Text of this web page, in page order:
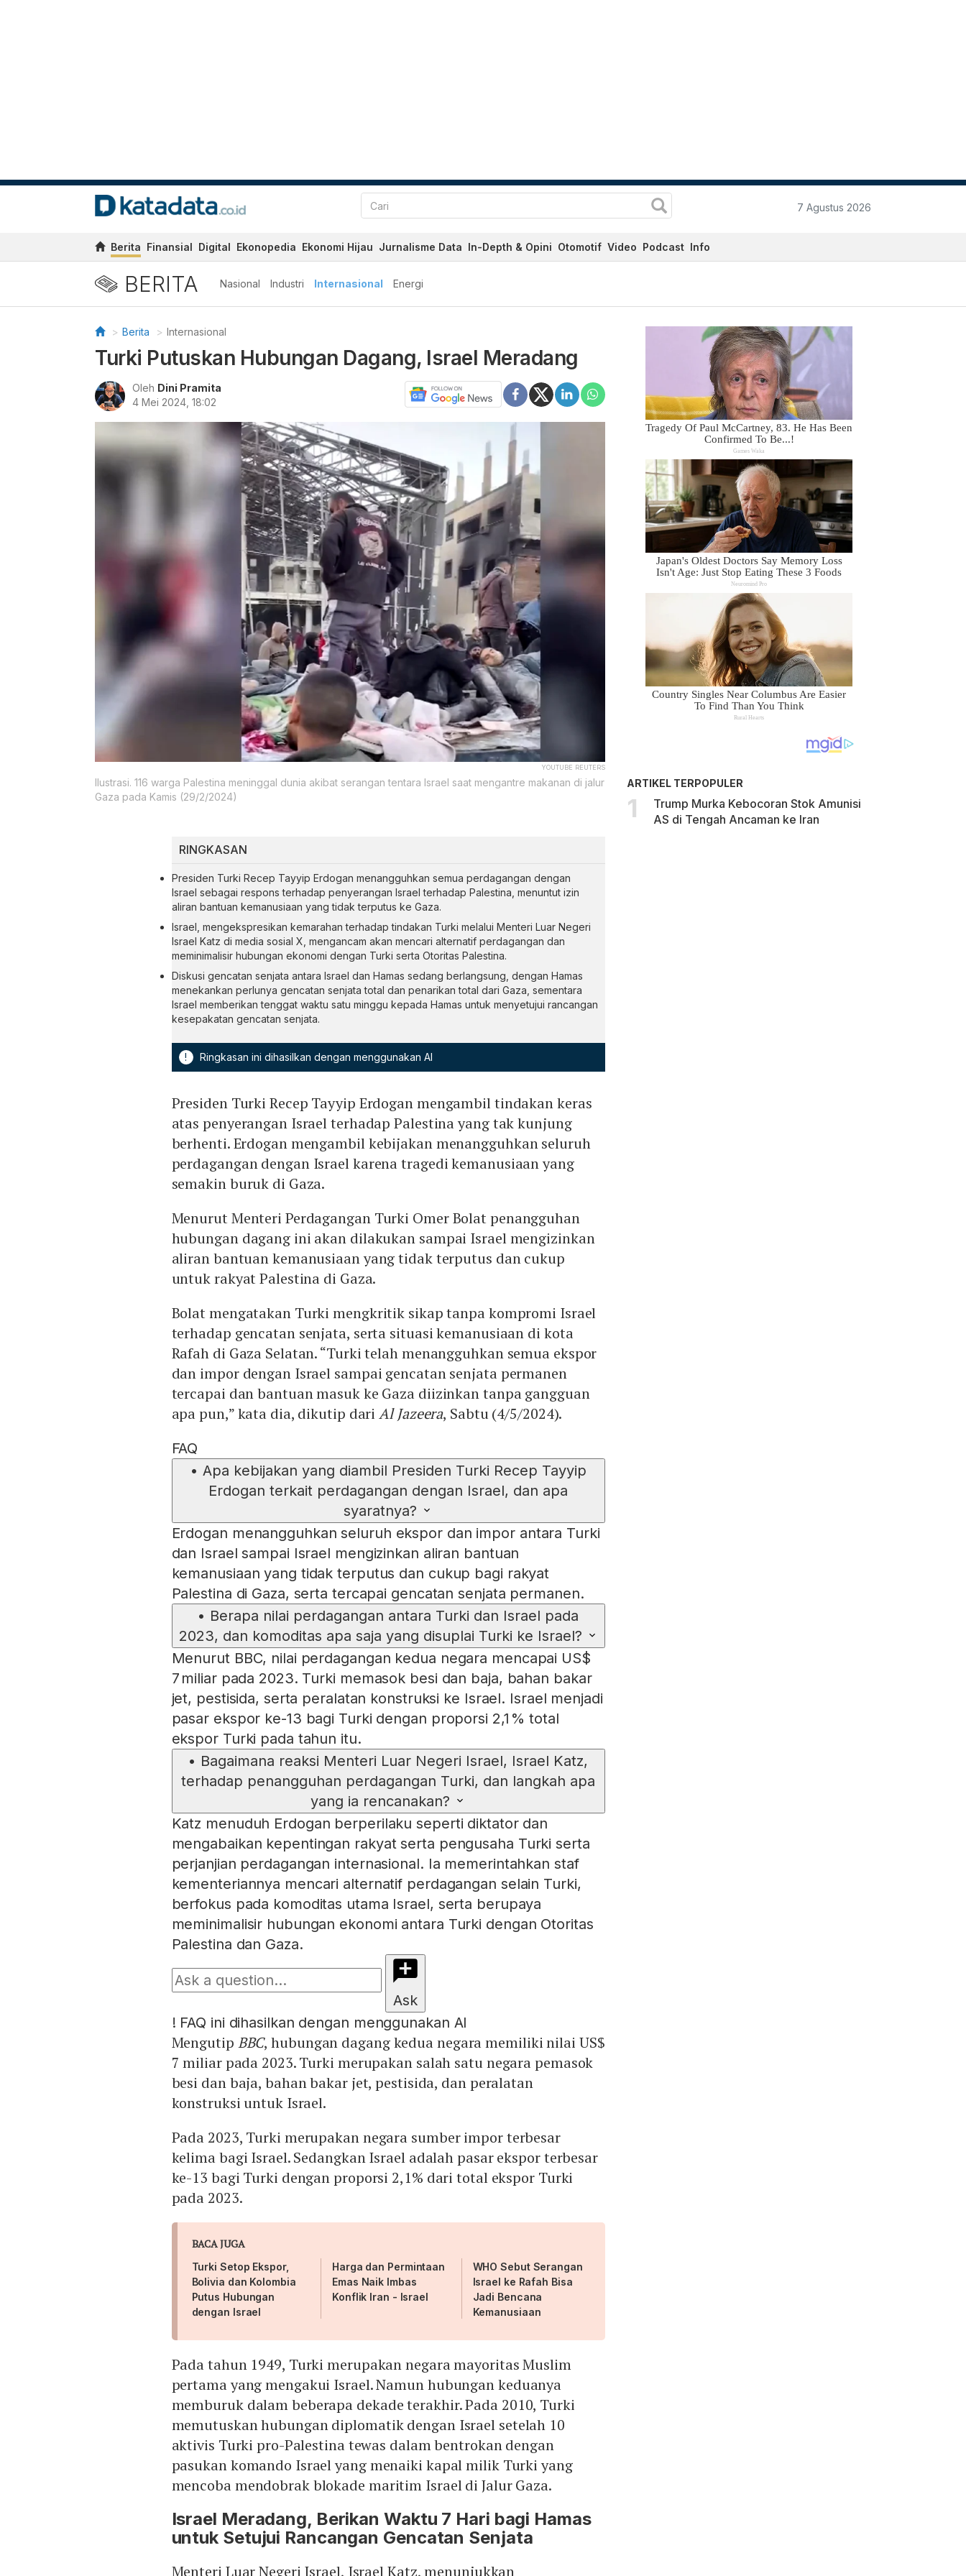
7 Agustus 2026
Berita Finansial Digital Ekonopedia Ekonomi Hijau Jurnalisme Data In-Depth & Opini Otomotif Video Podcast Info
BERITA Nasional Industri Internasional Energi
Berita Internasional
Turki Putuskan Hubungan Dagang, Israel Meradang
Oleh Dini Pramita
4 Mei 2024, 18:02
YOUTUBE REUTERS
Ilustrasi. 116 warga Palestina meninggal dunia akibat serangan tentara Israel saat mengantre makanan di jalur
Gaza pada Kamis (29/2/2024)
RINGKASAN
Presiden Turki Recep Tayyip Erdogan menangguhkan semua perdagangan dengan
Israel sebagai respons terhadap penyerangan Israel terhadap Palestina, menuntut izin
aliran bantuan kemanusiaan yang tidak terputus ke Gaza.
Israel, mengekspresikan kemarahan terhadap tindakan Turki melalui Menteri Luar Negeri
Israel Katz di media sosial X, mengancam akan mencari alternatif perdagangan dan
meminimalisir hubungan ekonomi dengan Turki serta Otoritas Palestina.
Diskusi gencatan senjata antara Israel dan Hamas sedang berlangsung, dengan Hamas
menekankan perlunya gencatan senjata total dan penarikan total dari Gaza, sementara
Israel memberikan tenggat waktu satu minggu kepada Hamas untuk menyetujui rancangan
kesepakatan gencatan senjata.
! Ringkasan ini dihasilkan dengan menggunakan AI
Presiden Turki Recep Tayyip Erdogan mengambil tindakan keras
atas penyerangan Israel terhadap Palestina yang tak kunjung
berhenti. Erdogan mengambil kebijakan menangguhkan seluruh
perdagangan dengan Israel karena tragedi kemanusiaan yang
semakin buruk di Gaza.
Menurut Menteri Perdagangan Turki Omer Bolat penangguhan
hubungan dagang ini akan dilakukan sampai Israel mengizinkan
aliran bantuan kemanusiaan yang tidak terputus dan cukup
untuk rakyat Palestina di Gaza.
Bolat mengatakan Turki mengkritik sikap tanpa kompromi Israel
terhadap gencatan senjata, serta situasi kemanusiaan di kota
Rafah di Gaza Selatan. “Turki telah menangguhkan semua ekspor
dan impor dengan Israel sampai gencatan senjata permanen
tercapai dan bantuan masuk ke Gaza diizinkan tanpa gangguan
apa pun,” kata dia, dikutip dariAl Jazeera, Sabtu (4/5/2024).
FAQ
• Apa kebijakan yang diambil Presiden Turki Recep Tayyip
Erdogan terkait perdagangan dengan Israel, dan apa
syaratnya?
Erdogan menangguhkan seluruh ekspor dan impor antara Turki
dan Israel sampai Israel mengizinkan aliran bantuan
kemanusiaan yang tidak terputus dan cukup bagi rakyat
Palestina di Gaza, serta tercapai gencatan senjata permanen.
• Berapa nilai perdagangan antara Turki dan Israel pada
2023, dan komoditas apa saja yang disuplai Turki ke Israel?
Menurut BBC, nilai perdagangan kedua negara mencapai US$
7 miliar pada 2023. Turki memasok besi dan baja, bahan bakar
jet, pestisida, serta peralatan konstruksi ke Israel. Israel menjadi
pasar ekspor ke-13 bagi Turki dengan proporsi 2,1 % total
ekspor Turki pada tahun itu.
• Bagaimana reaksi Menteri Luar Negeri Israel, Israel Katz,
terhadap penangguhan perdagangan Turki, dan langkah apa
yang ia rencanakan?
Katz menuduh Erdogan berperilaku seperti diktator dan
mengabaikan kepentingan rakyat serta pengusaha Turki serta
perjanjian perdagangan internasional. Ia memerintahkan staf
kementeriannya mencari alternatif perdagangan selain Turki,
berfokus pada komoditas utama Israel, serta berupaya
meminimalisir hubungan ekonomi antara Turki dengan Otoritas
Palestina dan Gaza.
Ask
! FAQ ini dihasilkan dengan menggunakan AI
Mengutip BBC, hubungan dagang kedua negara memiliki nilai US$
7 miliar pada 2023. Turki merupakan salah satu negara pemasok
besi dan baja, bahan bakar jet, pestisida, dan peralatan
konstruksi untuk Israel.
Pada 2023, Turki merupakan negara sumber impor terbesar
kelima bagi Israel. Sedangkan Israel adalah pasar ekspor terbesar
ke-13 bagi Turki dengan proporsi 2,1% dari total ekspor Turki
pada 2023.
BACA JUGA
Turki Setop Ekspor,
Bolivia dan Kolombia
Putus Hubungan
dengan Israel
Harga dan Permintaan
Emas Naik Imbas
Konflik Iran - Israel
WHO Sebut Serangan
Israel ke Rafah Bisa
Jadi Bencana
Kemanusiaan
Pada tahun 1949, Turki merupakan negara mayoritas Muslim
pertama yang mengakui Israel. Namun hubungan keduanya
memburuk dalam beberapa dekade terakhir. Pada 2010, Turki
memutuskan hubungan diplomatik dengan Israel setelah 10
aktivis Turki pro-Palestina tewas dalam bentrokan dengan
pasukan komando Israel yang menaiki kapal milik Turki yang
mencoba mendobrak blokade maritim Israel di Jalur Gaza.
Israel Meradang, Berikan Waktu 7 Hari bagi Hamas
untuk Setujui Rancangan Gencatan Senjata
Menteri Luar Negeri Israel, Israel Katz, menunjukkan
ARTIKEL TERPOPULER
Trump Murka Kebocoran Stok Amunisi
AS di Tengah Ancaman ke Iran